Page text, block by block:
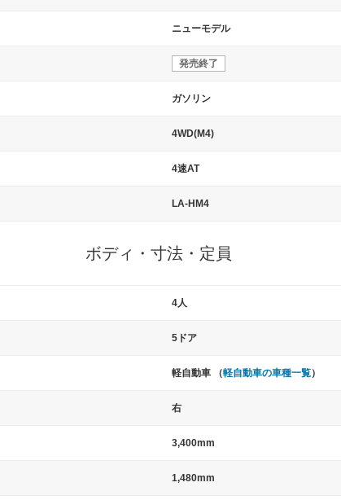
ニューモデル
発売終了
ガソリン
4WD(M4)
4速AT
LA-HM4
ボディ・寸法・定員
4人
5ドア
軽自動車 （軽自動車の車種一覧）
右
3,400mm
1,480mm